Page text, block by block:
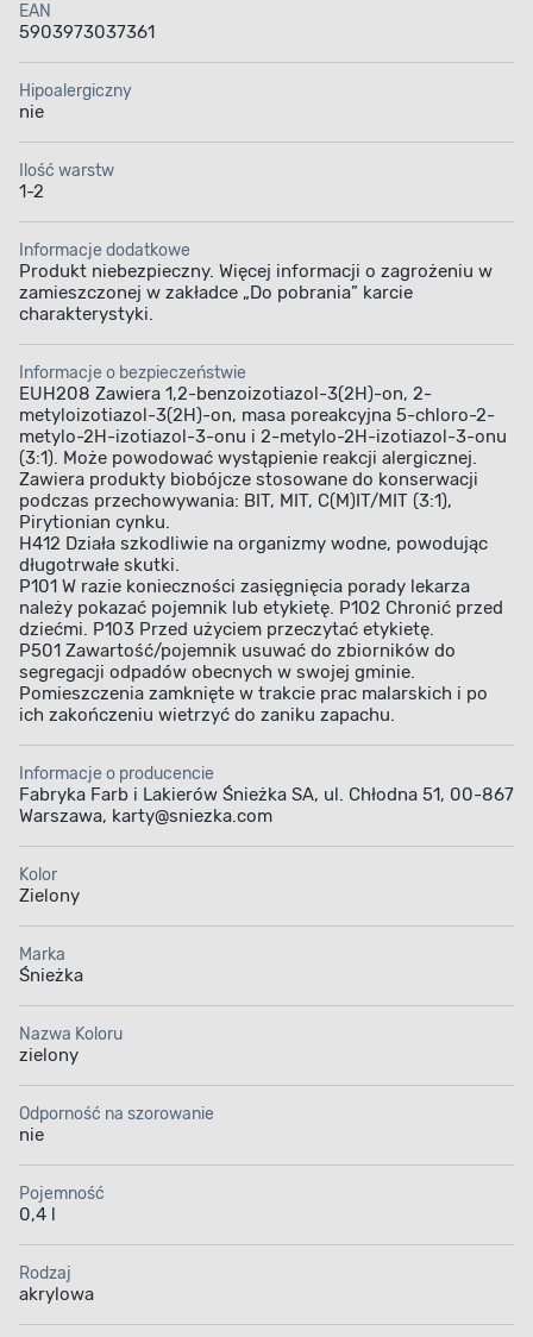
EAN
5903973037361
Hipoalergiczny
nie
Ilość warstw
1-2
Informacje dodatkowe
Produkt niebezpieczny. Więcej informacji o zagrożeniu w
zamieszczonej w zakładce „Do pobrania” karcie
charakterystyki.
Informacje o bezpieczeństwie
EUH208 Zawiera 1,2-benzoizotiazol-3(2H)-on, 2-
metyloizotiazol-3(2H)-on, masa poreakcyjna 5-chloro-2-
metylo-2H-izotiazol-3-onu i 2-metylo-2H-izotiazol-3-onu
(3:1). Może powodować wystąpienie reakcji alergicznej.
Zawiera produkty biobójcze stosowane do konserwacji
podczas przechowywania: BIT, MIT, C(M)IT/MIT (3:1),
Pirytionian cynku.
H412 Działa szkodliwie na organizmy wodne, powodując
długotrwałe skutki.
P101 W razie konieczności zasięgnięcia porady lekarza
należy pokazać pojemnik lub etykietę. P102 Chronić przed
dziećmi. P103 Przed użyciem przeczytać etykietę.
P501 Zawartość/pojemnik usuwać do zbiorników do
segregacji odpadów obecnych w swojej gminie.
Pomieszczenia zamknięte w trakcie prac malarskich i po
ich zakończeniu wietrzyć do zaniku zapachu.
Informacje o producencie
Fabryka Farb i Lakierów Śnieżka SA, ul. Chłodna 51, 00-867
Warszawa, karty@sniezka.com
Kolor
Zielony
Marka
Śnieżka
Nazwa Koloru
zielony
Odporność na szorowanie
nie
Pojemność
0,4 l
Rodzaj
akrylowa